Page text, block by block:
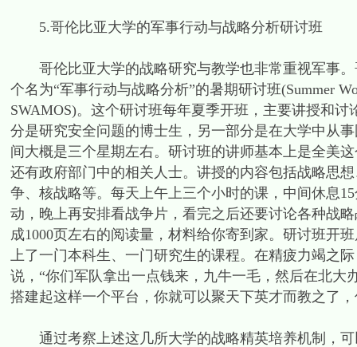
5.哥伦比亚大学的军事行动与战略分析研讨班
哥伦比亚大学的战略研究与教学也非常重视军事。
个名为“军事行动与战略分析”的暑期研讨班(Summer
SWAMOS)。这个研讨班每年夏季开班，主要讲授和
分是研究安全问题的博士生，另一部分是在大学中从
间大概是三个星期左右。研讨班的讲师基本上是全美
还有政府部门中的相关人士。讲授的内容包括战略思
争、核战略等。每天上午上三个小时的课，中间休息
动，晚上再安排看战争片，看完之后还要讨论各种战
成1000页左右的阅读量，材料给你寄到家。研讨班开
上了一门本科生、一门研究生的课程。在精疲力竭之
说，“你们军队拿出一点钱来，九牛一毛，然后在北
搭建起这样一个平台，你就可以聚天下英才而教之了，
通过考察上述这几所大学的战略精英培养机制，可